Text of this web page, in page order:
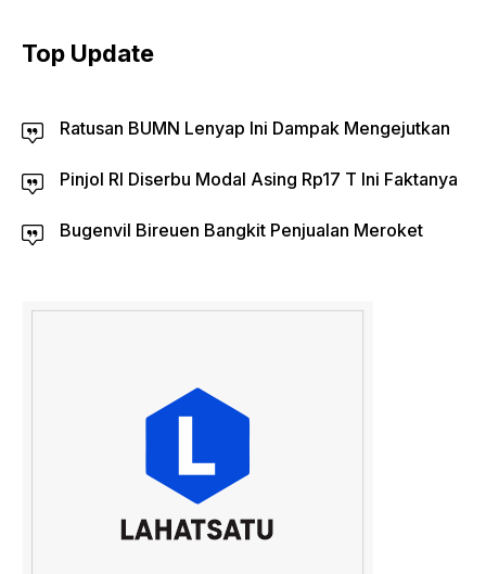
Top Update
Ratusan BUMN Lenyap Ini Dampak Mengejutkan
Pinjol RI Diserbu Modal Asing Rp17 T Ini Faktanya
Bugenvil Bireuen Bangkit Penjualan Meroket